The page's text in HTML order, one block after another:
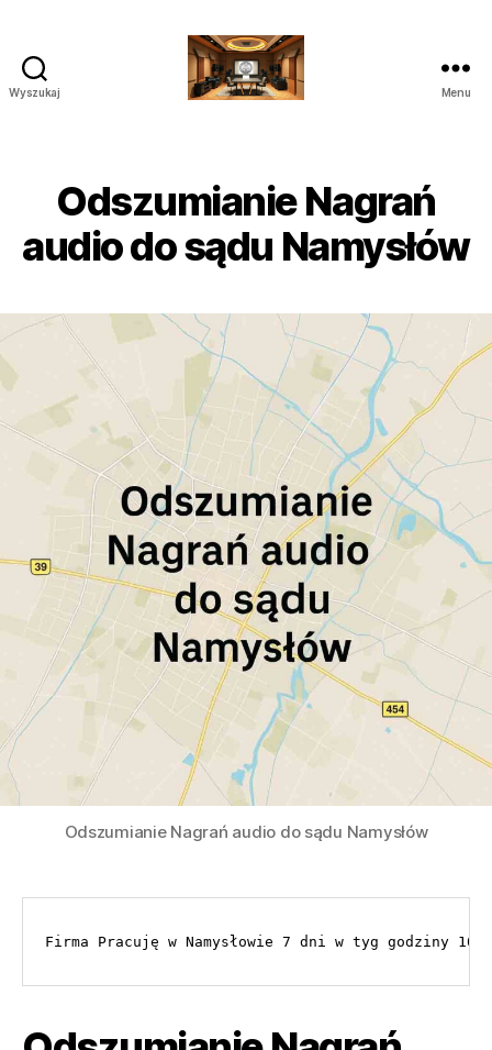
Wyszukaj
Sądu
Audio
Wideo
Menu
Odszumianie Nagrań
audio do sądu Namysłów
Odszumianie Nagrań audio do sądu Namysłów
Firma Pracuję w Namysłowie 7 dni w tyg godziny